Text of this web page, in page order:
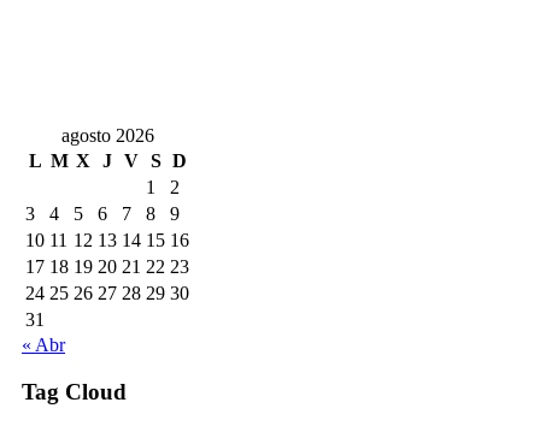
agosto 2026
L M X J V S D
1
2
3
4 5 6 7 8
9
10 11 12 13 14 15 16
17 18 19 20 21 22 23
24 25 26 27 28 29 30
31
« Abr
Tag Cloud